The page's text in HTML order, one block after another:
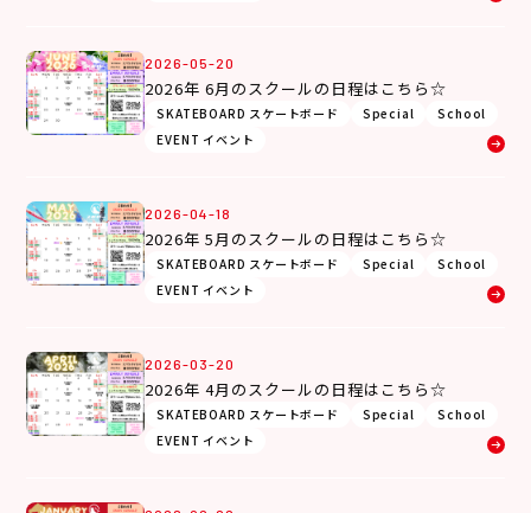
2026-05-20
2026年 6月のスクールの日程はこちら☆
SKATEBOARD スケートボード Special
School
EVENT イベント
2026-04-18
2026年 5月のスクールの日程はこちら☆
SKATEBOARD スケートボード Special
School
EVENT イベント
2026-03-20
2026年 4月のスクールの日程はこちら☆
SKATEBOARD スケートボード Special
School
EVENT イベント